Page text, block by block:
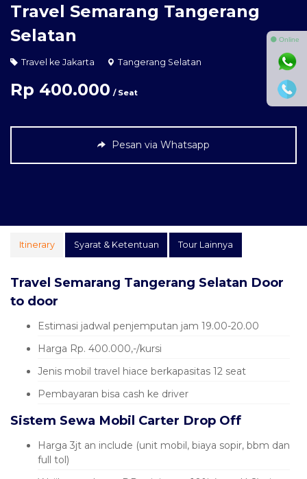
Travel Semarang Tangerang
Selatan
Travel ke Jakarta Tangerang Selatan
Rp 400.000 / Seat
Pesan via Whatsapp
Itinerary Syarat & Ketentuan Tour Lainnya
Travel Semarang Tangerang Selatan Door
to door
Estimasi jadwal penjemputan jam 19.00-20.00
Harga Rp. 400.000,-/kursi
Jenis mobil travel hiace berkapasitas 12 seat
Pembayaran bisa cash ke driver
Sistem Sewa Mobil Carter Drop Off
Harga 3jt an include (unit mobil, biaya sopir, bbm dan
full tol)
⚫ Online